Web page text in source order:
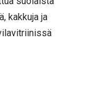
kakkuja ja